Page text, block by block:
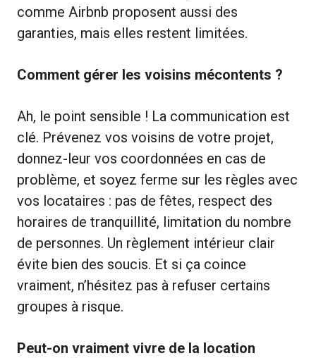
comme Airbnb proposent aussi des
garanties, mais elles restent limitées.
Comment gérer les voisins mécontents ?
Ah, le point sensible ! La communication est
clé. Prévenez vos voisins de votre projet,
donnez-leur vos coordonnées en cas de
problème, et soyez ferme sur les règles avec
vos locataires : pas de fêtes, respect des
horaires de tranquillité, limitation du nombre
de personnes. Un règlement intérieur clair
évite bien des soucis. Et si ça coince
vraiment, n’hésitez pas à refuser certains
groupes à risque.
Peut-on vraiment vivre de la location